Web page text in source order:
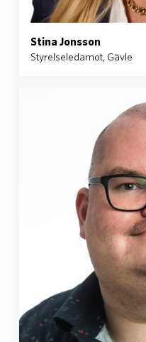
Stina Jonsson
Styrelseledamot, Gävle